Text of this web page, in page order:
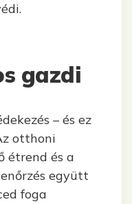
gazdi
– és ez
otthoni
étrend és a
együtt
foga